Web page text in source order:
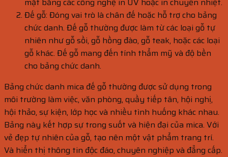
Đế gỗ: Đóng vai trò là chân đế hoặc hỗ trợ cho bảng
chức danh. Đế gỗ thường được làm từ các loại gỗ tự
nhiên như gỗ sồi, gỗ hồng đào, gỗ teak, hoặc các loại
gỗ khác. Đế gỗ mang đến tính thẩm mỹ và độ bền
cho bảng chức danh.
Bảng chức danh mica đế gỗ thường được sử dụng trong
môi trường làm việc, văn phòng, quầy tiếp tân, hội nghị,
hội thảo, sự kiện, lớp học và nhiều tình huống khác nhau.
Bảng này kết hợp sự trong suốt và hiện đại của mica. Với
vẻ đẹp tự nhiên của gỗ, tạo nên một vật phẩm trang trí.
Và hiển thị thông tin độc đáo, chuyên nghiệp và đẳng cấp.